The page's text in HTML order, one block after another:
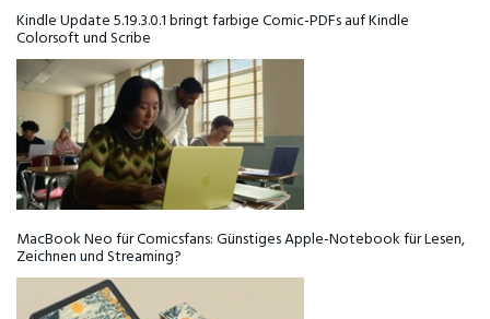
Kindle Update 5.19.3.0.1 bringt farbige Comic-PDFs auf Kindle
Colorsoft und Scribe
MacBook Neo für Comicsfans: Günstiges Apple-Notebook für Lesen,
Zeichnen und Streaming?